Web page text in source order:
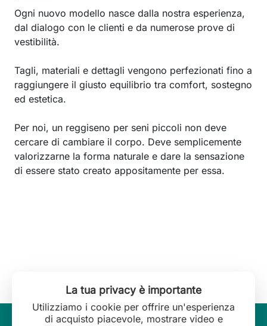
Ogni nuovo modello nasce dalla nostra esperienza,
dal dialogo con le clienti e da numerose prove di
vestibilità.
Tagli, materiali e dettagli vengono perfezionati fino a
raggiungere il giusto equilibrio tra comfort, sostegno
ed estetica.
Per noi, un reggiseno per seni piccoli non deve
cercare di cambiare il corpo. Deve semplicemente
valorizzarne la forma naturale e dare la sensazione
di essere stato creato appositamente per essa.
La tua privacy è importante
Utilizziamo i cookie per offrire un'esperienza
di acquisto piacevole, mostrare video e